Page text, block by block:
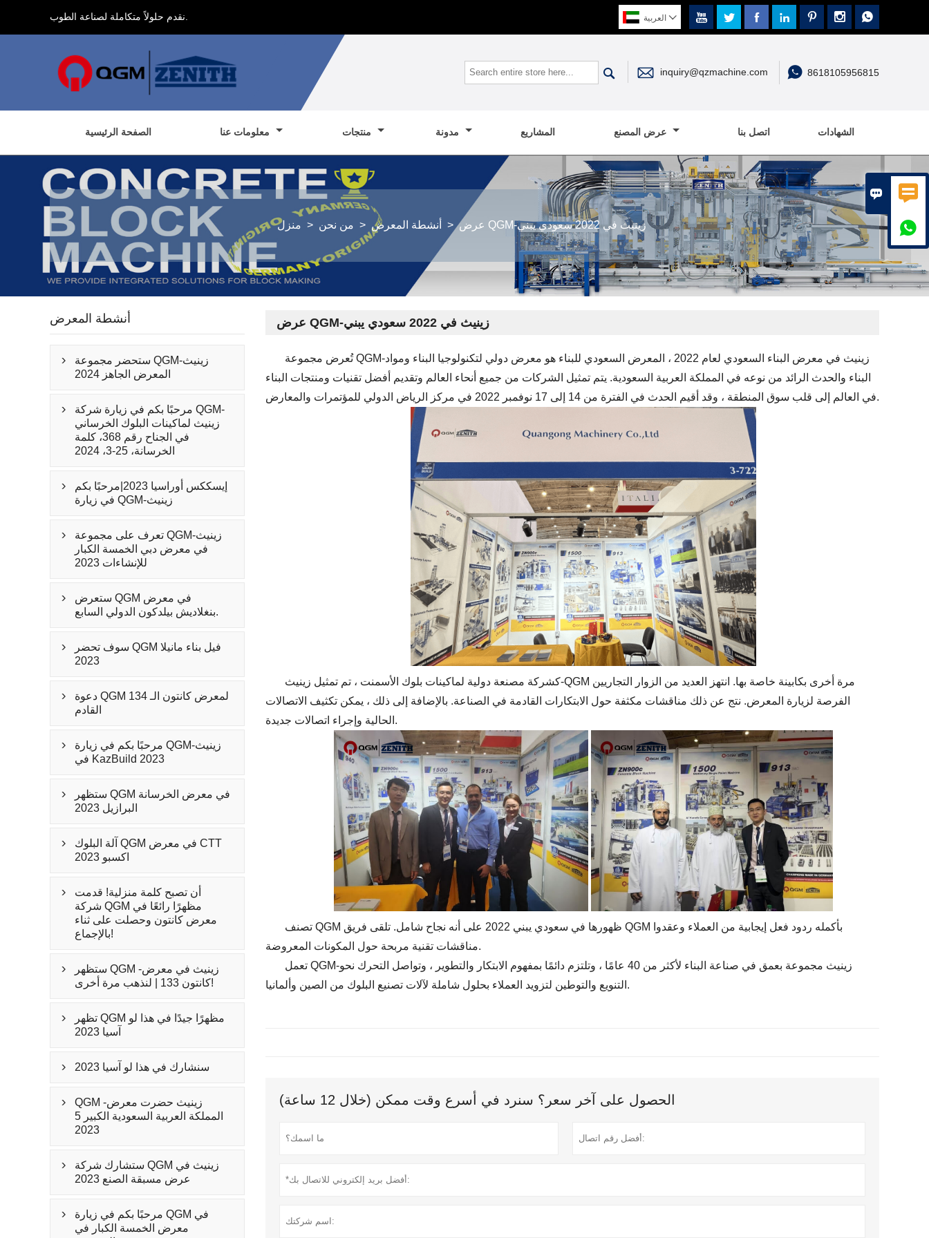
 

       العربية 
  inquiry@qzmachine.com  8618105956815
الصفحة الرئيسية المشاريع عرض المصنع اتصل بنا الشهادات
منزل > من نحن > أنشطة المعرض > عرض QGM-زينيث في 2022 سعودي يبني
عرض QGM-زينيث في 2022 سعودي يبني
تُعرض مجموعة QGM-زينيث في معرض البناء السعودي لعام 2022 ، المعرض السعودي للبناء هو معرض دولي لتكنولوجيا البناء ومواد
البناء والحدث الرائد من نوعه في المملكة العربية السعودية. يتم تمثيل الشركات من جميع أنحاء العالم وتقديم أفضل تقنيات ومنتجات البناء
في العالم إلى قلب سوق المنطقة ، وقد أقيم الحدث في الفترة من 14 إلى 17 نوفمبر 2022 في مركز الرياض الدولي للمؤتمرات والمعارض.
كشركة مصنعة دولية لماكينات بلوك الأسمنت ، تم تمثيل زينيث-QGM مرة أخرى بكابينة خاصة بها. انتهز العديد من الزوار التجاريين
الفرصة لزيارة المعرض. نتج عن ذلك مناقشات مكثفة حول الابتكارات القادمة في الصناعة. بالإضافة إلى ذلك ، يمكن تكثيف الاتصالات
الحالية وإجراء اتصالات جديدة.
تصنف QGM ظهورها في سعودي يبني 2022 على أنه نجاح شامل. تلقى فريق QGM بأكمله ردود فعل إيجابية من العملاء وعقدوا
مناقشات تقنية مربحة حول المكونات المعروضة.
تعمل QGM-زينيث مجموعة بعمق في صناعة البناء لأكثر من 40 عامًا ، وتلتزم دائمًا بمفهوم الابتكار والتطوير ، وتواصل التحرك نحو
التنويع والتوطين لتزويد العملاء بحلول شاملة لآلات تصنيع البلوك من الصين وألمانيا.
الحصول على آخر سعر؟ سنرد في أسرع وقت ممكن (خلال 12 ساعة)
أنشطة المعرض

ستحضر مجموعة QGM-زينيث
المعرض الجاهز 2024

مرحبًا بكم في زيارة شركة QGM-
زينيث لماكينات البلوك الخرساني
في الجناح رقم 368، كلمة
الخرسانة، 25-3، 2024

إيسككس أوراسيا 2023|مرحبًا بكم
في زيارة QGM-زينيث

تعرف على مجموعة QGM-زينيث
في معرض دبي الخمسة الكبار
للإنشاءات 2023

ستعرض QGM في معرض
بنغلاديش بيلدكون الدولي السابع.

سوف تحضر QGM فيل بناء مانيلا
2023

دعوة QGM لمعرض كانتون الـ 134
القادم

مرحبًا بكم في زيارة QGM-زينيث
في KazBuild 2023

ستظهر QGM في معرض الخرسانة
البرازيل 2023

آلة البلوك QGM في معرض CTT
اكسبو 2023

أن تصبح كلمة منزلية! قدمت
شركة QGM مظهرًا رائعًا في
معرض كانتون وحصلت على ثناء
بالإجماع!

ستظهر QGM -زينيث في معرض
كانتون 133 | لنذهب مرة أخرى!

تظهر QGM مظهرًا جيدًا في هذا لو
آسيا 2023
 سنشارك في هذا لو آسيا 2023

QGM -زينيث حضرت معرض
المملكة العربية السعودية الكبير 5
2023

ستشارك شركة QGM زينيث في
عرض مسبقة الصنع 2023

مرحبًا بكم في زيارة QGM في
معرض الخمسة الكبار في